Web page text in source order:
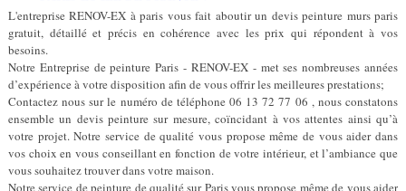
L'entreprise RENOV-EX à paris vous fait aboutir un devis peinture murs paris
gratuit, détaillé et précis en cohérence avec les prix qui répondent à vos
besoins.
Notre Entreprise de peinture Paris - RENOV-EX - met ses nombreuses années
d’expérience à votre disposition afin de vous offrir les meilleures prestations;
Contactez nous sur le numéro de téléphone 06 13 72 77 06 , nous constatons
ensemble un devis peinture sur mesure, coïncidant à vos attentes ainsi qu’à
votre projet. Notre service de qualité vous propose même de vous aider dans
vos choix en vous conseillant en fonction de votre intérieur, et l’ambiance que
vous souhaitez trouver dans votre maison.
Notre service de peinture de qualité sur Paris vous propose même de vous aider